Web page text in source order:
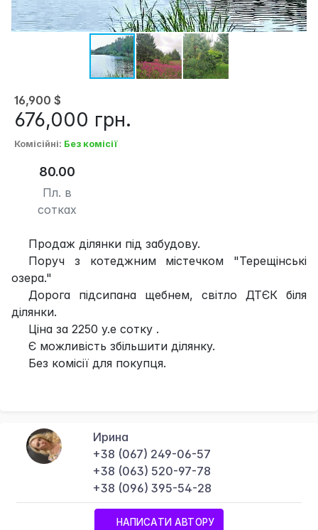
16,900 $
676,000 грн.
Комісійні: Без комісії
80.00
Пл. в
сотках
Продаж ділянки під забудову.
Поруч з котеджним містечком "Терещінські
озера."
Дорога підсипана щебнем, світло ДТЄК біля
ділянки.
Ціна за 2250 у.е сотку .
Є можливість збільшити ділянку.
Без комісії для покупця.
Ирина
+38 (067) 249-06-57
+38 (063) 520-97-78
+38 (096) 395-54-28
НАПИСАТИ АВТОРУ